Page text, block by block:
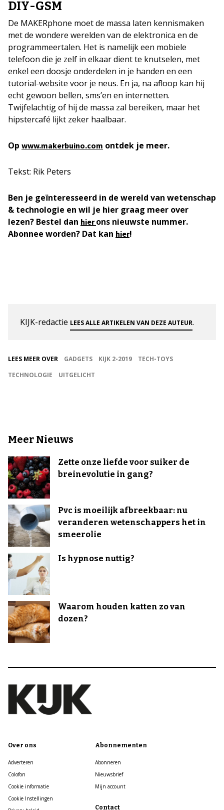
DIY-GSM
De MAKERphone moet de massa laten kennismaken
met de wondere werelden van de elektronica en de
programmeertalen. Het is namelijk een mobiele
telefoon die je zelf in elkaar dient te knutselen, met
enkel een doosje onderdelen in je handen en een
tutorial-website voor je neus. En ja, na afloop kan hij
echt gewoon bellen, sms’en en internetten.
Twijfelachtig of hij de massa zal bereiken, maar het
hipstercafé lijkt zeker haalbaar.
Op www.makerbuino.com ontdek je meer.
Tekst: Rik Peters
Ben je geïnteresseerd in de wereld van wetenschap
& technologie en wil je hier graag meer over
lezen? Bestel dan hierons nieuwste nummer.
Abonnee worden? Dat kan hier!
KIJK-redactie LEES ALLE ARTIKELEN VAN DEZE AUTEUR.
LEES MEER OVER GADGETS KIJK 2-2019
TECH-TOYS
TECHNOLOGIE
UITGELICHT
Meer Nieuws
Zette onze liefde voor suiker de
breinevolutie in gang?
Pvc is moeilijk afbreekbaar: nu
veranderen wetenschappers het in
smeerolie
Is hypnose nuttig?
Waarom houden katten zo van
dozen?
Over ons
Adverteren
Colofon
Cookie informatie
Cookie Instellingen
Abonnementen
Abonneren
Nieuwsbrief
Mijn account
Contact